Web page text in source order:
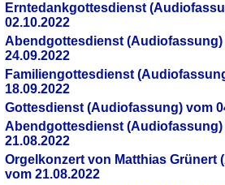
Erntedankgottesdienst
02.10.2022
Abendgottesdienst (Audiofassung)
24.09.2022
Familiengottesdienst
18.09.2022
Gottesdienst (Audiofassung) vom
Abendgottesdienst (Audiofassung)
21.08.2022
Orgelkonzert von Matthias Grünert
vom 21.08.2022